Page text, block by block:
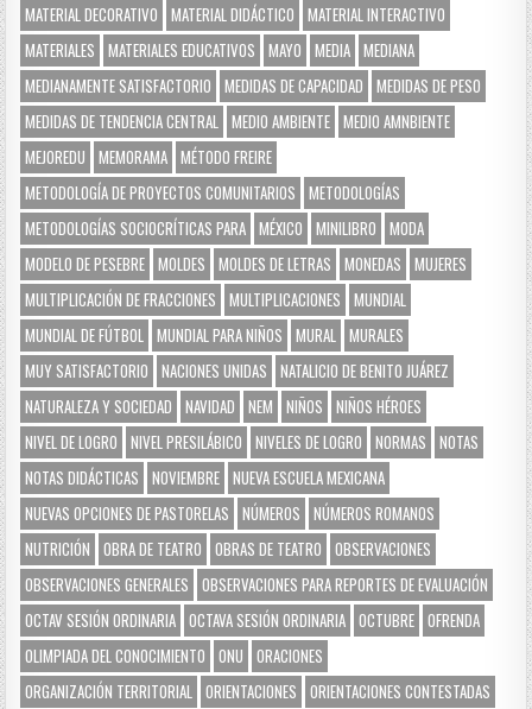
MATERIAL DECORATIVO
MATERIAL DIDÁCTICO
MATERIAL INTERACTIVO
MATERIALES
MATERIALES EDUCATIVOS MAYO MEDIA MEDIANA
MEDIANAMENTE SATISFACTORIO
MEDIDAS DE CAPACIDAD
MEDIDAS DE PESO
MEDIDAS DE TENDENCIA CENTRAL
MEDIO AMBIENTE MEDIO AMNBIENTE
MEJOREDU
MEMORAMA MÉTODO FREIRE
METODOLOGÍA DE PROYECTOS COMUNITARIOS
METODOLOGÍAS
METODOLOGÍAS SOCIOCRÍTICAS PARA MÉXICO MINILIBRO
MODA
MODELO DE PESEBRE MOLDES MOLDES DE LETRAS MONEDAS
MUJERES
MULTIPLICACIÓN DE FRACCIONES
MULTIPLICACIONES
MUNDIAL
MUNDIAL DE FÚTBOL
MUNDIAL PARA NIÑOS MURAL
MURALES
MUY SATISFACTORIO
NACIONES UNIDAS
NATALICIO DE BENITO JUÁREZ
NATURALEZA Y SOCIEDAD
NAVIDAD NEM NIÑOS
NIÑOS HÉROES
NIVEL DE LOGRO
NIVEL PRESILÁBICO NIVELES DE LOGRO NORMAS
NOTAS
NOTAS DIDÁCTICAS
NOVIEMBRE NUEVA ESCUELA MEXICANA
NUEVAS OPCIONES DE PASTORELAS
NÚMEROS
NÚMEROS ROMANOS
NUTRICIÓN
OBRA DE TEATRO OBRAS DE TEATRO
OBSERVACIONES
OBSERVACIONES GENERALES
OBSERVACIONES PARA REPORTES DE EVALUACIÓN
OCTAV SESIÓN ORDINARIA OCTAVA SESIÓN ORDINARIA OCTUBRE OFRENDA
OLIMPIADA DEL CONOCIMIENTO
ONU
ORACIONES
ORGANIZACIÓN TERRITORIAL
ORIENTACIONES
ORIENTACIONES CONTESTADAS